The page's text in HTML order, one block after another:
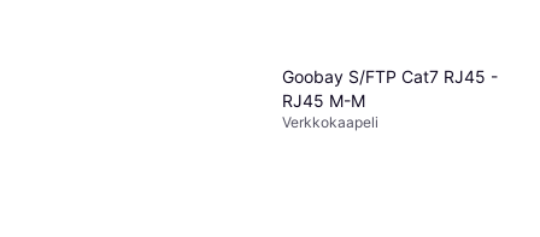
Goobay S/FTP Cat7 RJ45 -
RJ45 M-M
Verkkokaapeli